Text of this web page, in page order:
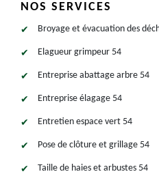
NOS SERVICES
Broyage et évacuation des
Elagueur grimpeur 54
Entreprise abattage arbre 54
Entreprise élagage 54
Entretien espace vert 54
Pose de clôture et grillage 54
Taille de haies et arbustes 54